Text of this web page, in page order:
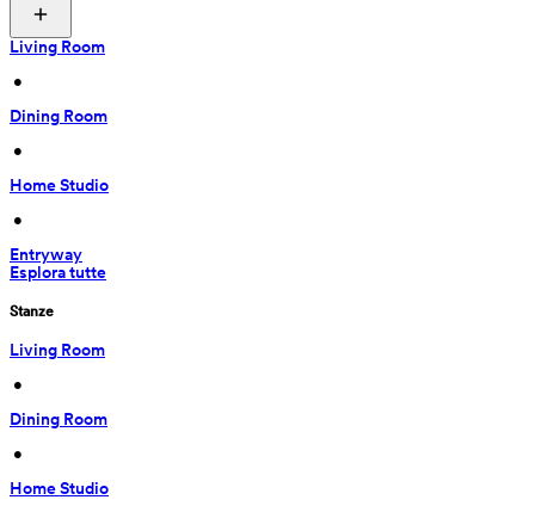
Living Room
•
Dining Room
•
Home Studio
•
Entryway
Esplora tutte
Stanze
Living Room
•
Dining Room
•
Home Studio